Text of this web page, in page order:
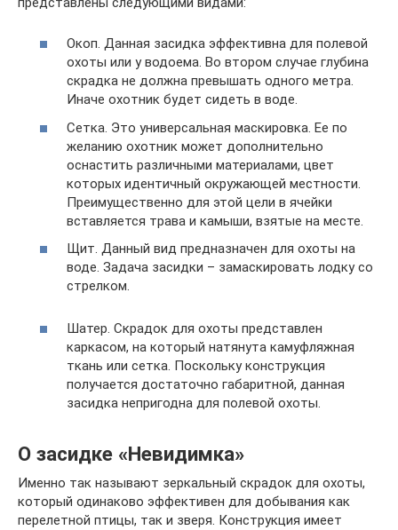
Окоп. Данная засидка эффективна для полевой
охоты или у водоема. Во втором случае глубина
скрадка не должна превышать одного метра.
Иначе охотник будет сидеть в воде.
Сетка. Это универсальная маскировка. Ее по
желанию охотник может дополнительно
оснастить различными материалами, цвет
которых идентичный окружающей местности.
Преимущественно для этой цели в ячейки
вставляется трава и камыши, взятые на месте.
Щит. Данный вид предназначен для охоты на
воде. Задача засидки – замаскировать лодку со
стрелком.
Шатер. Скрадок для охоты представлен
каркасом, на который натянута камуфляжная
ткань или сетка. Поскольку конструкция
получается достаточно габаритной, данная
засидка непригодна для полевой охоты.
О засидке «Невидимка»
Именно так называют зеркальный скрадок для охоты,
который одинаково эффективен для добывания как
перелетной птицы, так и зверя. Конструкция имеет